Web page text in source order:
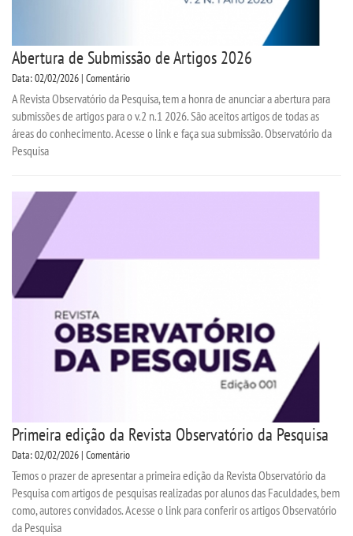
Abertura de Submissão de Artigos 2026
Data: 02/02/2026 | Comentário
A Revista Observatório da Pesquisa, tem a honra de anunciar a abertura para
submissões de artigos para o v.2 n.1 2026. São aceitos artigos de todas as
áreas do conhecimento. Acesse o link e faça sua submissão. Observatório da
Pesquisa
Primeira edição da Revista Observatório da Pesquisa
Data: 02/02/2026 | Comentário
Temos o prazer de apresentar a primeira edição da Revista Observatório da
Pesquisa com artigos de pesquisas realizadas por alunos das Faculdades, bem
como, autores convidados. Acesse o link para conferir os artigos Observatório
da Pesquisa